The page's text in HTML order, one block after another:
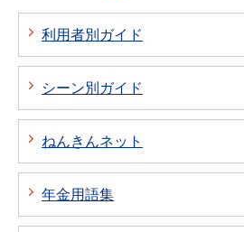
利用者別ガイド
シーン別ガイド
ねんきんネット
年金用語集